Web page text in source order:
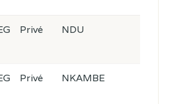
Privé NDU
Privé NKAMBE